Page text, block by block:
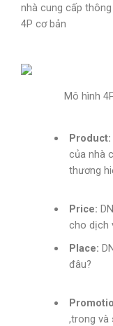
nhà cung cấp
4P cơ bản
Mô hình
Product:
của nhà
thương
Price:
cho dịch
Place:
đâu?
,trong và